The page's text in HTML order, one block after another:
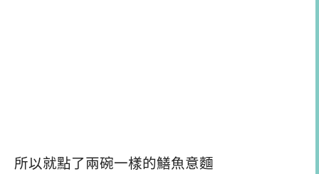
所以就點了兩碗一樣的鱔魚意麵